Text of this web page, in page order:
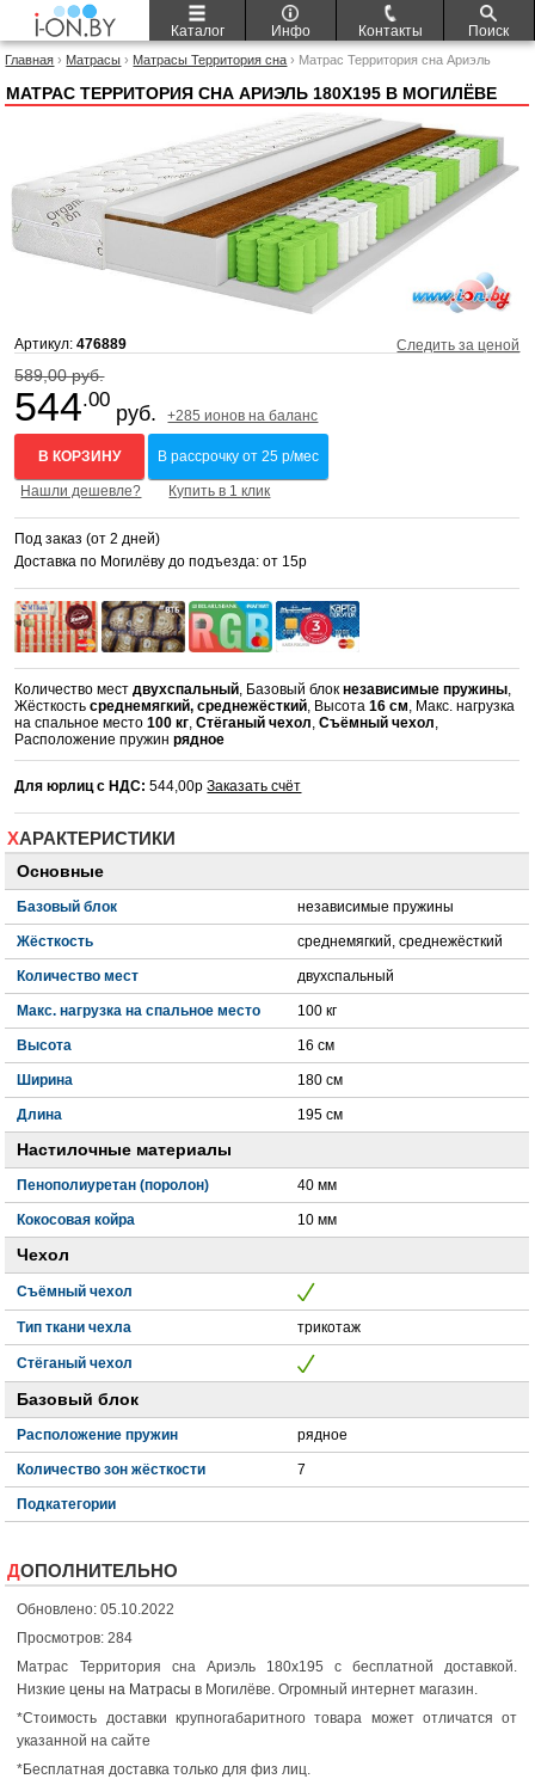
Каталог Инфо Контакты Поиск
Главная › Матрасы › Матрасы Территория сна › Матрас Территория сна Ариэль
МАТРАС ТЕРРИТОРИЯ СНА АРИЭЛЬ 180X195 В МОГИЛЁВЕ
Артикул:476889 Следить за ценой
589,00 руб.
544.00
руб. +285 ионов на баланс
В КОРЗИНУ В рассрочку от 25 р/мес
Нашли дешевле? Купить в 1 клик
Под заказ (от 2 дней)
Доставка по Могилёву до подъезда: от 15р
Количество местдвухспальный, Базовый блокнезависимые пружины,
Жёсткостьсреднемягкий, среднежёсткий, Высота16 см, Макс. нагрузка
на спальное место100 кг,Стёганый чехол,Съёмный чехол,
Расположение пружинрядное
Для юрлиц с НДС: 544,00рЗаказать счёт
ХАРАКТЕРИСТИКИ
Основные
Базовый блок независимые пружины
Жёсткость среднемягкий, среднежёсткий
Количество мест двухспальный
Макс. нагрузка на спальное место 100 кг
Высота 16 см
Ширина 180 см
Длина 195 см
Настилочные материалы
Пенополиуретан (поролон) 40 мм
Кокосовая койра 10 мм
Чехол
Съёмный чехол
Тип ткани чехла трикотаж
Стёганый чехол
Базовый блок
Расположение пружин рядное
Количество зон жёсткости 7
Подкатегории
ДОПОЛНИТЕЛЬНО
Обновлено: 05.10.2022
Просмотров: 284
Матрас Территория сна Ариэль 180x195 с бесплатной доставкой.
Низкиецены на Матрасы в Могилёве. Огромный интернет магазин.
*Стоимость доставки крупногабаритного товара может отличатся от
указанной на сайте
*Бесплатная доставка только для физ лиц.